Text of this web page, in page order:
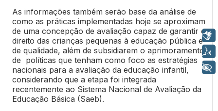
As informações também serão base da análise de
como as práticas implementadas hoje se aproximam
de uma concepção de avaliação capaz de garantir o
direito das crianças pequenas à educação pública e
de qualidade, além de subsidiarem o aprimoramento
de políticas que tenham como foco as estratégias
nacionais para a avaliação da educação infantil,
considerando que a etapa foi integrada
recentemente ao Sistema Nacional de Avaliação da
Educação Básica (Saeb).
Libras
Voz
+ Acessibilidade